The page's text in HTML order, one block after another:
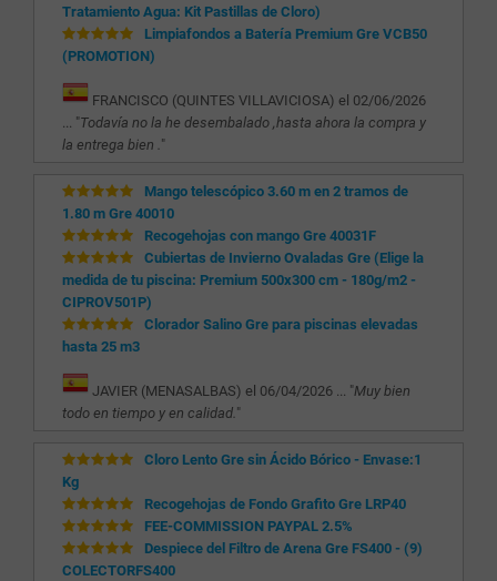
Tratamiento Agua: Kit Pastillas de Cloro)
Limpiafondos a Batería Premium Gre VCB50
(PROMOTION)
FRANCISCO (QUINTES VILLAVICIOSA) el 02/06/2026
... "Todavía no la he desembalado ,hasta ahora la compra y
la entrega bien ."
Mango telescópico 3.60 m en 2 tramos de
1.80 m Gre 40010
Recogehojas con mango Gre 40031F
Cubiertas de Invierno Ovaladas Gre (Elige la
medida de tu piscina: Premium 500x300 cm - 180g/m2 -
CIPROV501P)
Clorador Salino Gre para piscinas elevadas
hasta 25 m3
JAVIER (MENASALBAS) el 06/04/2026 ... "Muy bien
todo en tiempo y en calidad."
Cloro Lento Gre sin Ácido Bórico - Envase:1
Kg
Recogehojas de Fondo Grafito Gre LRP40
FEE-COMMISSION PAYPAL 2.5%
Despiece del Filtro de Arena Gre FS400 - (9)
COLECTORFS400